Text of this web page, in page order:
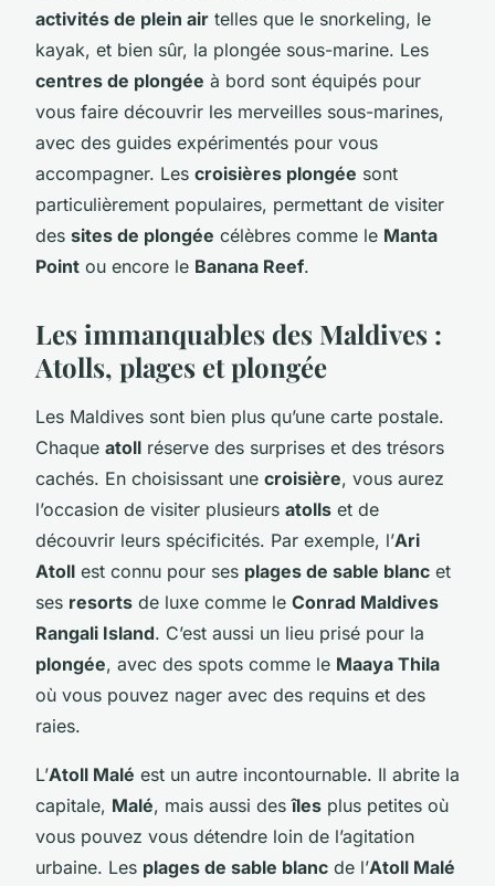
activités de plein air telles que le snorkeling, le
kayak, et bien sûr, la plongée sous-marine. Les
centres de plongée à bord sont équipés pour
vous faire découvrir les merveilles sous-marines,
avec des guides expérimentés pour vous
accompagner. Les croisières plongée sont
particulièrement populaires, permettant de visiter
des sites de plongée célèbres comme le Manta
Point ou encore le Banana Reef.
Les immanquables des Maldives :
Atolls, plages et plongée
Les Maldives sont bien plus qu’une carte postale.
Chaque atoll réserve des surprises et des trésors
cachés. En choisissant une croisière, vous aurez
l’occasion de visiter plusieurs atolls et de
découvrir leurs spécificités. Par exemple, l’Ari
Atoll est connu pour ses plages de sable blanc et
ses resorts de luxe comme le Conrad Maldives
Rangali Island. C’est aussi un lieu prisé pour la
plongée, avec des spots comme le Maaya Thila
où vous pouvez nager avec des requins et des
raies.
L’Atoll Malé est un autre incontournable. Il abrite la
capitale, Malé, mais aussi desîles plus petites où
vous pouvez vous détendre loin de l’agitation
urbaine. Les plages de sable blanc de l’Atoll Malé